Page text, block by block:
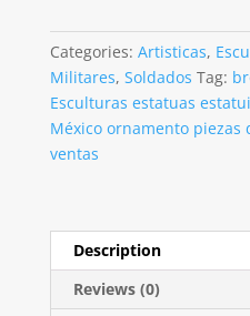
32
Cm
En
Acabado
Bronce
Categories: Artisticas,
Militares, Soldados Tag:
Esculturas estatuas
México ornamento piezas
ventas
Description
Reviews (0)